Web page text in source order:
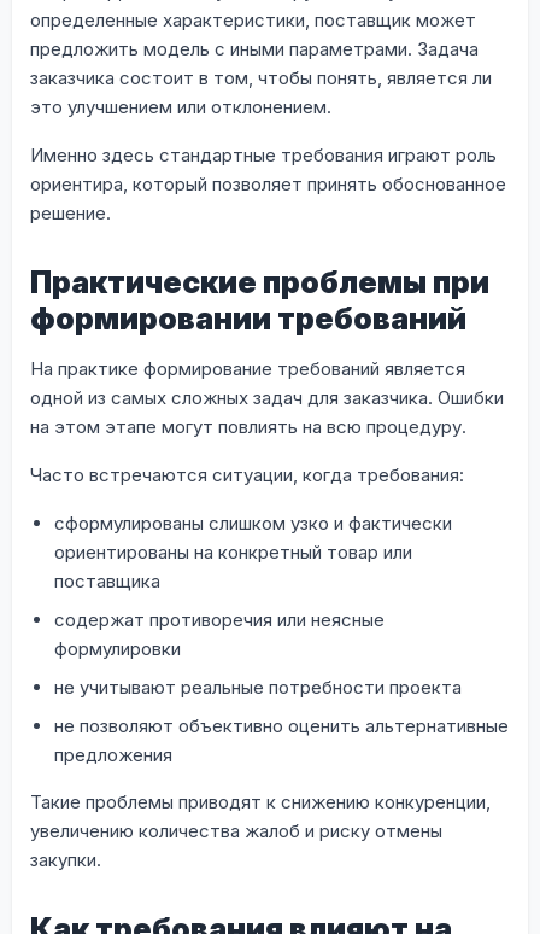
определенные характеристики, поставщик может
предложить модель с иными параметрами. Задача
заказчика состоит в том, чтобы понять, является ли
это улучшением или отклонением.
Именно здесь стандартные требования играют роль
ориентира, который позволяет принять обоснованное
решение.
Практические проблемы при
формировании требований
На практике формирование требований является
одной из самых сложных задач для заказчика. Ошибки
на этом этапе могут повлиять на всю процедуру.
Часто встречаются ситуации, когда требования:
сформулированы слишком узко и фактически
ориентированы на конкретный товар или
поставщика
содержат противоречия или неясные
формулировки
не учитывают реальные потребности проекта
не позволяют объективно оценить альтернативные
предложения
Такие проблемы приводят к снижению конкуренции,
увеличению количества жалоб и риску отмены
закупки.